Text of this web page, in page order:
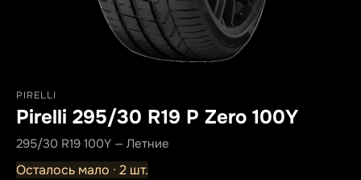
PIRELLI
Pirelli 295/30 R19 P Zero 100Y
295/30 R19 100Y — Летние
Осталось мало · 2 шт.